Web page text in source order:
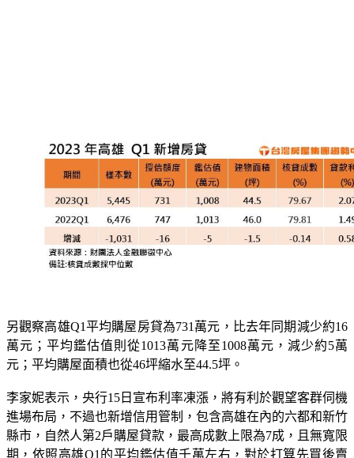
另觀察高雄Q1平均購屋房貸為731萬元，比去年同期減少約16
萬元；平均鑑估值則從1013萬元降至1008萬元，減少約5萬
元；平均購屋面積也從46坪縮水至44.5坪。
李家妮表示，央行15日宣布利率凍漲，將有利於觀望客群伺機
進場布局，不過也新增信用管制，包含高雄在內的六都和新竹
縣市，自然人第2戶購屋貸款，最高成數上限為7成，且無寬限
期，依照高雄Q1的平均鑑估值千萬左右，對於打算先買後賣